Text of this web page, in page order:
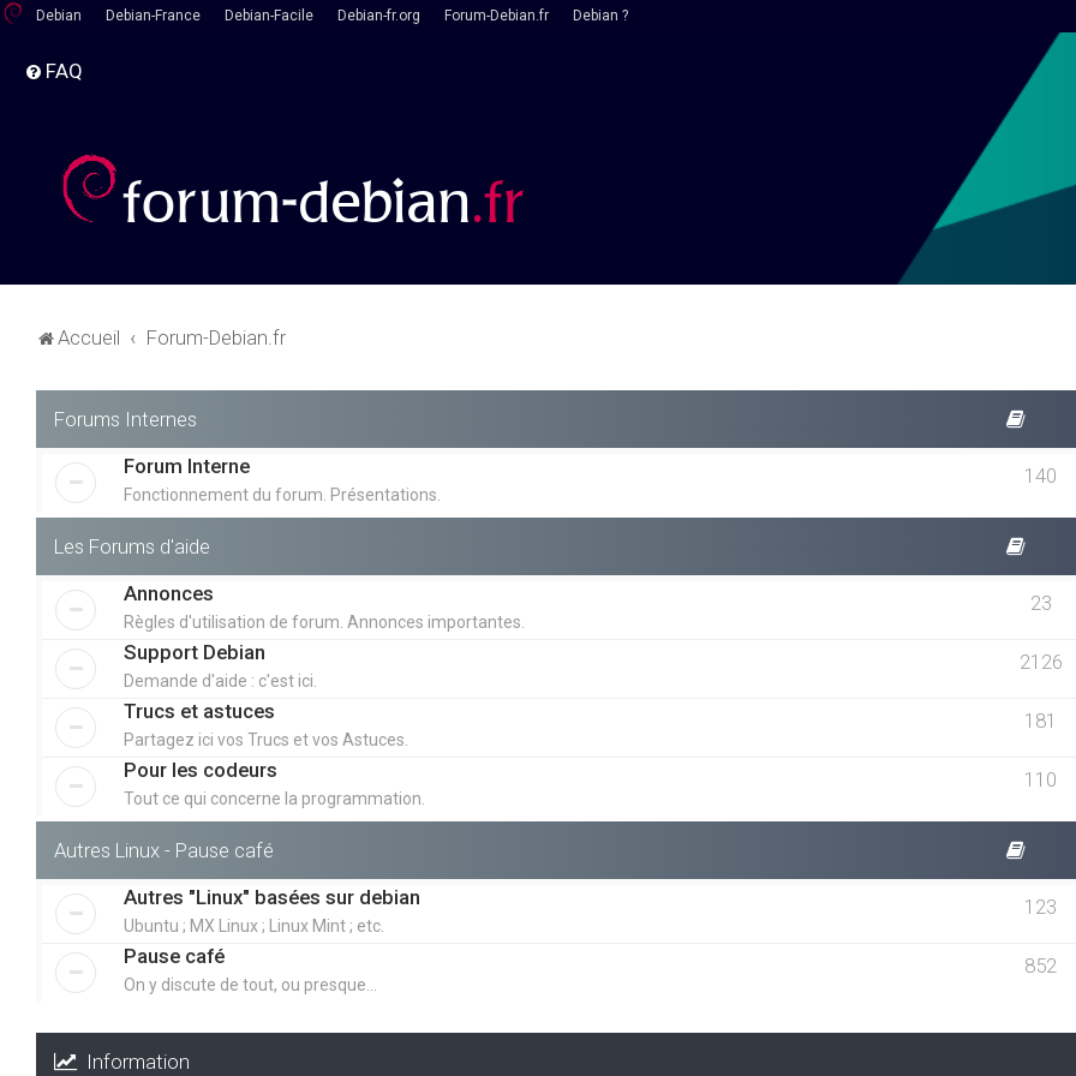
Debian Debian-France Debian-Facile Debian-fr.org Forum-Debian.fr Debian ?
FAQ
Accueil Forum-Debian.fr
Forums Internes
Forum Interne
Fonctionnement du forum. Présentations.
140
Les Forums d'aide
Annonces
Règles d'utilisation de forum. Annonces importantes.
23
Support Debian
Demande d'aide : c'est ici.
2126
Trucs et astuces
Partagez ici vos Trucs et vos Astuces.
181
Pour les codeurs
Tout ce qui concerne la programmation.
110
Autres Linux - Pause café
Autres "Linux" basées sur debian
Ubuntu ; MX Linux ; Linux Mint ; etc.
123
Pause café
On y discute de tout, ou presque...
852
Information